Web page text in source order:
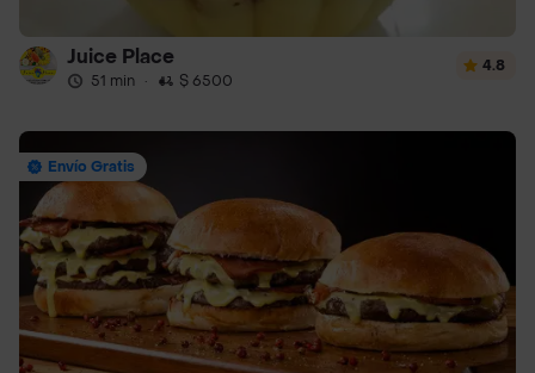
Juice Place
51 min · $ 6500
4.8
Envío Gratis